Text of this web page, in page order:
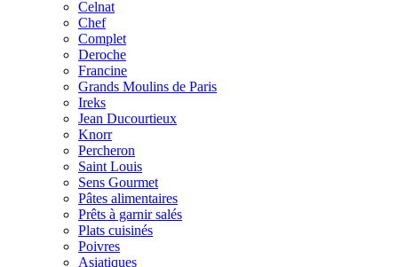
Celnat
Chef
Complet
Deroche
Francine
Grands Moulins de Paris
Ireks
Jean Ducourtieux
Knorr
Percheron
Saint Louis
Sens Gourmet
Pâtes alimentaires
Prêts à garnir salés
Plats cuisinés
Poivres
Asiatiques